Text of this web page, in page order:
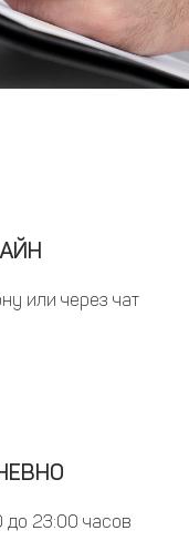
или через чат
до 23:00 часов